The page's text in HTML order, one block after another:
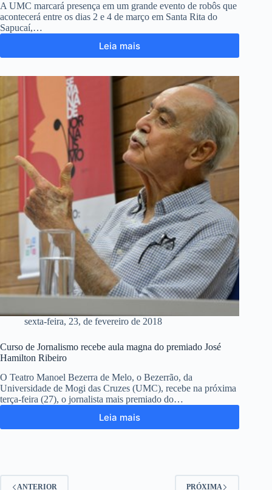
A UMC marcará presença em um grande evento de robôs que
acontecerá entre os dias 2 e 4 de março em Santa Rita do
Sapucaí,…
Leia mais
sexta-feira, 23, de fevereiro de 2018
Curso de Jornalismo recebe aula magna do premiado José
Hamilton Ribeiro
O Teatro Manoel Bezerra de Melo, o Bezerrão, da
Universidade de Mogi das Cruzes (UMC), recebe na próxima
terça-feira (27), o jornalista mais premiado do…
Leia mais
ANTERIOR PRÓXIMA